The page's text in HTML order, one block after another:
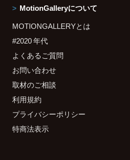
MotionGalleryについて
MOTIONGALLERYとは
#2020 年代
よくあるご質問
お問い合わせ
取材のご相談
利用規約
プライバシーポリシー
特商法表示